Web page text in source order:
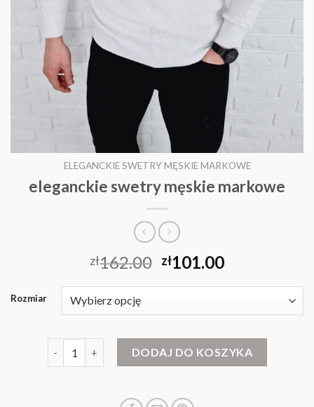
ELEGANCKIE SWETRY MĘSKIE MARKOWE
eleganckie swetry męskie markowe
zł162.00 zł101.00
Rozmiar
ilość eleganckie swetry męskie markowe
DODAJ DO KOSZYKA